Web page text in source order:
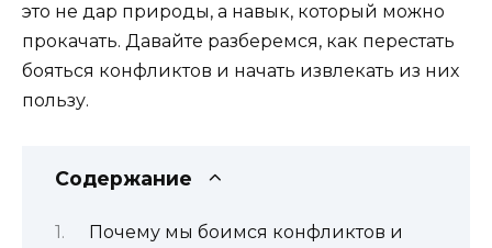
это не дар природы, а навык, который можно
прокачать. Давайте разберемся, как перестать
бояться конфликтов и начать извлекать из них
пользу.
Содержание
Почему мы боимся конфликтов и